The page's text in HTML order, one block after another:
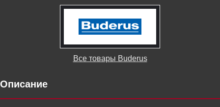
Все товары Buderus
Описание